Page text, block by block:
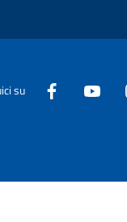
su